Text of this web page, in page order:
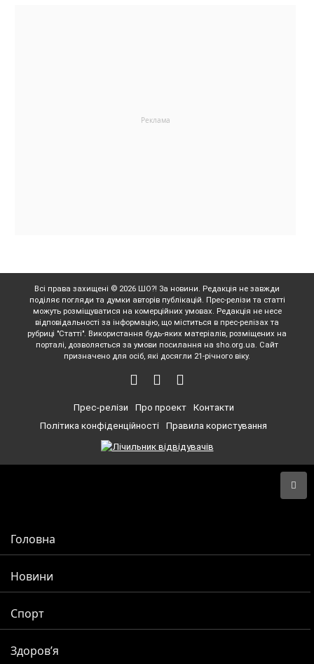
Всі права захищені © 2026 ШО?! За новини. Редакція не завжди
поділяє погляди та думки авторів публікацій. Прес-релізи та статті
можуть розміщуватися на комерційних умовах. Редакція не несе
відповідальності за інформацію, що міститься в прес-релізах та
рубриці "Статті". Використання будь-яких матеріалів, розміщених на
порталі, дозволяється за умови посилання на sho.org.ua. Сайт
призначено для осіб, які досягли 21-річного віку.
Прес-релізи Про проект
Контакти
Політика конфіденційності
Правила користування
Головна
Новини
Спорт
Здоров’я